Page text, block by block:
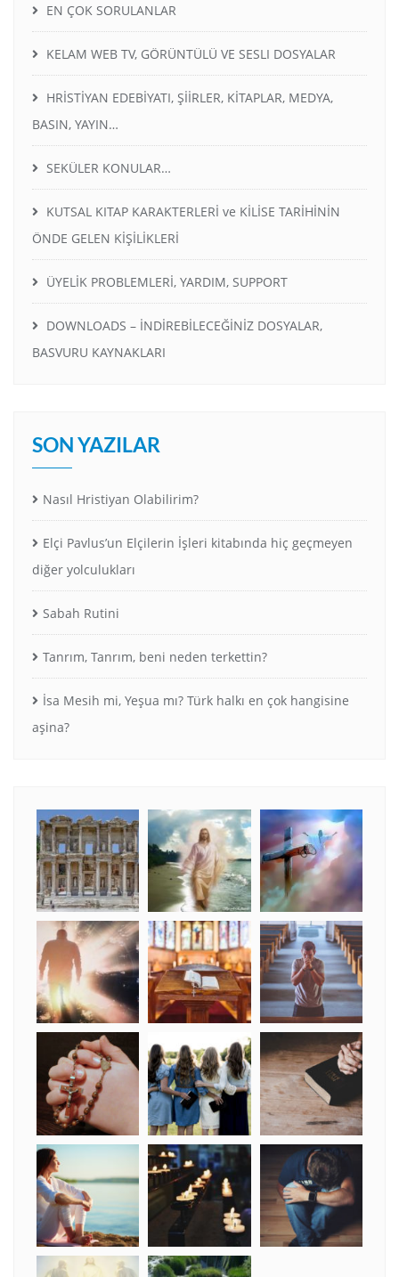
EN ÇOK SORULANLAR
KELAM WEB TV, GÖRÜNTÜLÜ VE SESLI DOSYALAR
HRİSTİYAN EDEBİYATI, ŞİİRLER, KİTAPLAR, MEDYA,
BASIN, YAYIN…
SEKÜLER KONULAR…
KUTSAL KITAP KARAKTERLERİ ve KİLİSE TARİHİNİN
ÖNDE GELEN KİŞİLİKLERİ
ÜYELİK PROBLEMLERİ, YARDIM, SUPPORT
DOWNLOADS – İNDİREBİLECEĞİNİZ DOSYALAR,
BASVURU KAYNAKLARI
SON YAZILAR
Nasıl Hristiyan Olabilirim?
Elçi Pavlus’un Elçilerin İşleri kitabında hiç geçmeyen
diğer yolculukları
Sabah Rutini
Tanrım, Tanrım, beni neden terkettin?
İsa Mesih mi, Yeşua mı? Türk halkı en çok hangisine
aşina?